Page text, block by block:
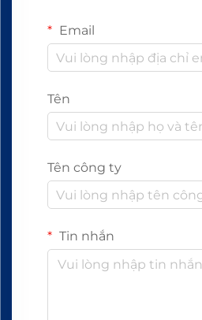
Email
Tên
Tên công ty
Tin nhắn